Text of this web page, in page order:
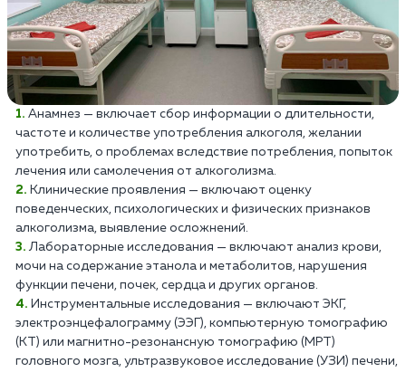
Анамнез — включает сбор информации о длительности,
частоте и количестве употребления алкоголя, желании
употребить, о проблемах вследствие потребления, попыток
лечения или самолечения от алкоголизма.
Клинические проявления — включают оценку
поведенческих, психологических и физических признаков
алкоголизма, выявление осложнений.
Лабораторные исследования — включают анализ крови,
мочи на содержание этанола и метаболитов, нарушения
функции печени, почек, сердца и других органов.
Инструментальные исследования — включают ЭКГ,
электроэнцефалограмму (ЭЭГ), компьютерную томографию
(КТ) или магнитно-резонансную томографию (МРТ)
головного мозга, ультразвуковое исследование (УЗИ) печени,